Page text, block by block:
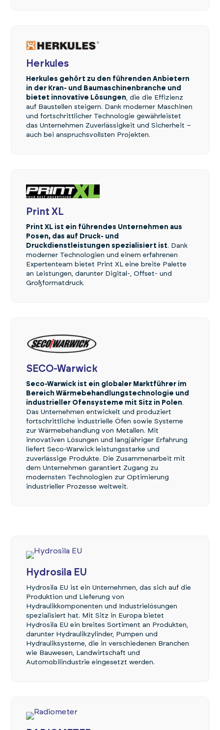
Herkules
Herkules gehört zu den führenden Anbietern
in der Kran- und Baumaschinenbranche und
bietet innovative Lösungen, die die Effizienz
auf Baustellen steigern. Dank moderner Maschinen
und fortschrittlicher Technologie gewährleistet
das Unternehmen Zuverlässigkeit und Sicherheit –
auch bei anspruchsvollsten Projekten.
Print XL
Print XL ist ein führendes Unternehmen aus
Posen, das auf Druck- und
Druckdienstleistungen spezialisiert ist. Dank
moderner Technologien und einem erfahrenen
Expertenteam bietet Print XL eine breite Palette
an Leistungen, darunter Digital-, Offset- und
Großformatdruck.
SECO-Warwick
Seco-Warwick ist ein globaler Marktführer im
Bereich Wärmebehandlungstechnologie und
industrieller Ofensysteme mit Sitz in Polen.
Das Unternehmen entwickelt und produziert
fortschrittliche industrielle Öfen sowie Systeme
zur Wärmebehandlung von Metallen. Mit
innovativen Lösungen und langjähriger Erfahrung
liefert Seco-Warwick leistungsstarke und
zuverlässige Produkte. Die Zusammenarbeit mit
dem Unternehmen garantiert Zugang zu
modernsten Technologien zur Optimierung
industrieller Prozesse weltweit.
Hydrosila EU
Hydrosila EU ist ein Unternehmen, das sich auf die
Produktion und Lieferung von
Hydraulikkomponenten und Industrielösungen
spezialisiert hat. Mit Sitz in Europa bietet
Hydrosila EU ein breites Sortiment an Produkten,
darunter Hydraulikzylinder, Pumpen und
Hydrauliksysteme, die in verschiedenen Branchen
wie Bauwesen, Landwirtschaft und
Automobilindustrie eingesetzt werden.